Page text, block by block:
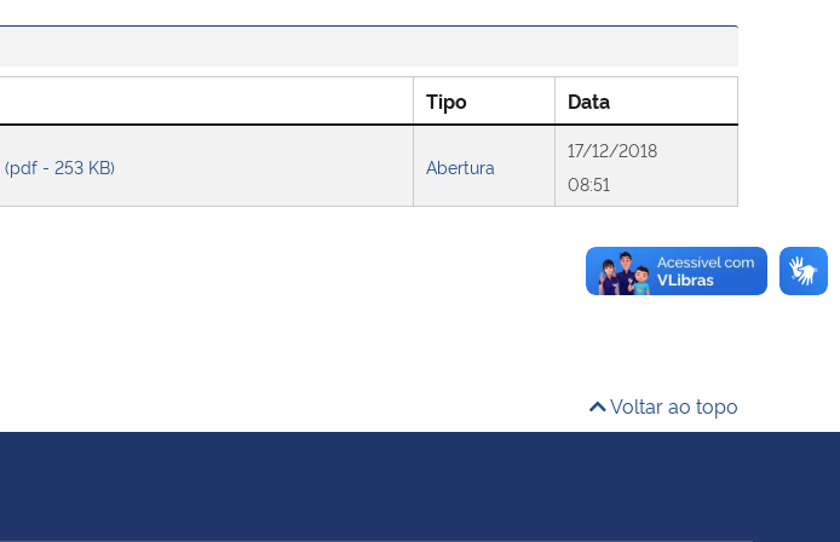
Tipo Data
(pdf - 253 KB) Abertura
17/12/2018
08:51
Voltar ao topo